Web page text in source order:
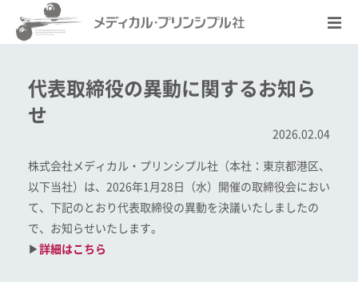
代表取締役の異動に関するお知ら
せ
2026.02.04
株式会社メディカル・プリンシプル社（本社：東京都港区、
以下当社）は、2026年1月28日（水）開催の取締役会におい
て、下記のとおり代表取締役の異動を決議いたしましたの
で、お知らせいたします。
▶ 詳細はこちら